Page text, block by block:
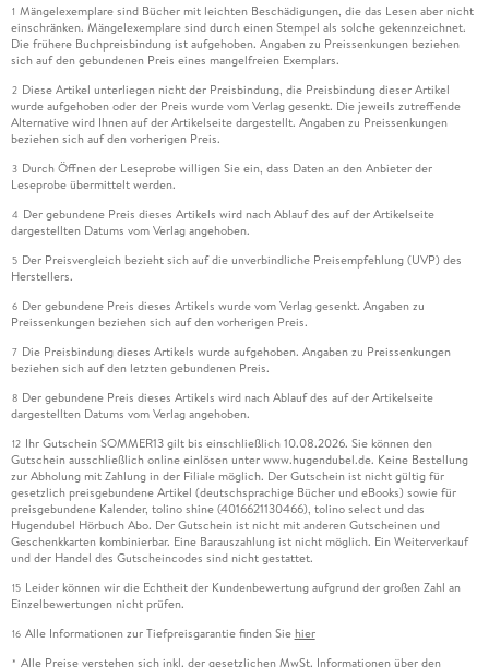
1 Mängelexemplare sind Bücher mit leichten Beschädigungen, die das Lesen aber nicht
einschränken. Mängelexemplare sind durch einen Stempel als solche gekennzeichnet.
Die frühere Buchpreisbindung ist aufgehoben. Angaben zu Preissenkungen beziehen
sich auf den gebundenen Preis eines mangelfreien Exemplars.
2 Diese Artikel unterliegen nicht der Preisbindung, die Preisbindung dieser Artikel
wurde aufgehoben oder der Preis wurde vom Verlag gesenkt. Die jeweils zutreffende
Alternative wird Ihnen auf der Artikelseite dargestellt. Angaben zu Preissenkungen
beziehen sich auf den vorherigen Preis.
3 Durch Öffnen der Leseprobe willigen Sie ein, dass Daten an den Anbieter der
Leseprobe übermittelt werden.
4 Der gebundene Preis dieses Artikels wird nach Ablauf des auf der Artikelseite
dargestellten Datums vom Verlag angehoben.
5 Der Preisvergleich bezieht sich auf die unverbindliche Preisempfehlung (UVP) des
Herstellers.
6 Der gebundene Preis dieses Artikels wurde vom Verlag gesenkt. Angaben zu
Preissenkungen beziehen sich auf den vorherigen Preis.
7 Die Preisbindung dieses Artikels wurde aufgehoben. Angaben zu Preissenkungen
beziehen sich auf den letzten gebundenen Preis.
8 Der gebundene Preis dieses Artikels wird nach Ablauf des auf der Artikelseite
dargestellten Datums vom Verlag angehoben.
12 Ihr Gutschein SOMMER13 gilt bis einschließlich 10.08.2026. Sie können den
Gutschein ausschließlich online einlösen unter www.hugendubel.de. Keine Bestellung
zur Abholung mit Zahlung in der Filiale möglich. Der Gutschein ist nicht gültig für
gesetzlich preisgebundene Artikel (deutschsprachige Bücher und eBooks) sowie für
preisgebundene Kalender, tolino shine (4016621130466), tolino select und das
Hugendubel Hörbuch Abo. Der Gutschein ist nicht mit anderen Gutscheinen und
Geschenkkarten kombinierbar. Eine Barauszahlung ist nicht möglich. Ein Weiterverkauf
und der Handel des Gutscheincodes sind nicht gestattet.
15 Leider können wir die Echtheit der Kundenbewertung aufgrund der großen Zahl an
Einzelbewertungen nicht prüfen.
16 Alle Informationen zur Tiefpreisgarantie finden Sie hier
* Alle Preise verstehen sich inkl. der gesetzlichen MwSt. Informationen über den